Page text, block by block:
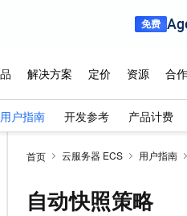
用户指南 开发参考 产品计费
首页 云服务器 ECS 用户指南
自动快照策略